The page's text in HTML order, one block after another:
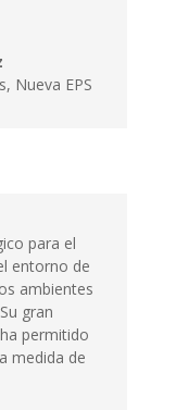
Nueva EPS
para el
entorno de
ambientes
gran
permitido
medida de